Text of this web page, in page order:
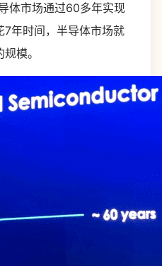
体市场通过60多年实现
年时间，半导体市场就
模。